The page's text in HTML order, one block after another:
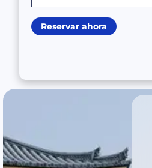
Reservar ahora